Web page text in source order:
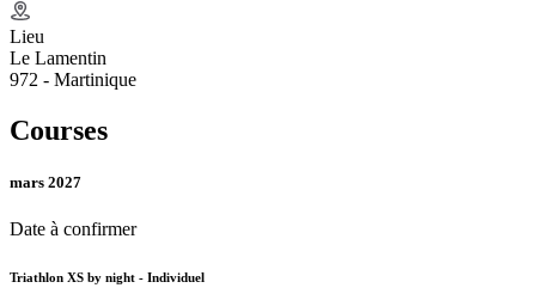
Lieu
Le Lamentin
972 - Martinique
Courses
mars 2027
Date à confirmer
Triathlon XS by night - Individuel